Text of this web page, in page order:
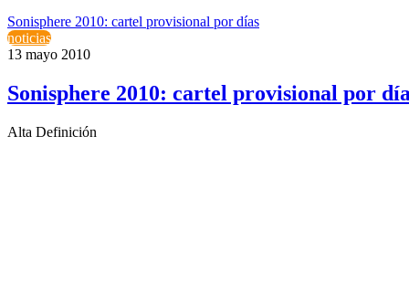
Sonisphere 2010: cartel provisional por días
noticias
13 mayo 2010
Sonisphere 2010: cartel provisional por
Alta Definición